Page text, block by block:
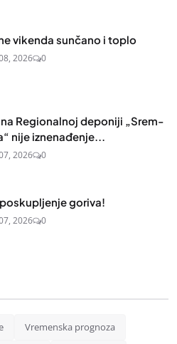
vikenda sunčano i toplo
2026 0
na Regionalnoj deponiji „Srem-
nije iznenađenje...
2026 0
goriva!
2026 0
Vremenska prognoza